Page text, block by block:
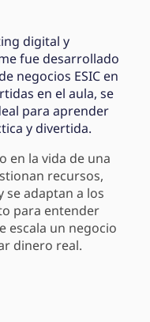
digital y
fue desarrollado
negocios ESIC en
en el aula, se
para aprender
y divertida.
en la vida de una
recursos,
se adaptan a los
para entender
escala un negocio
dinero real.